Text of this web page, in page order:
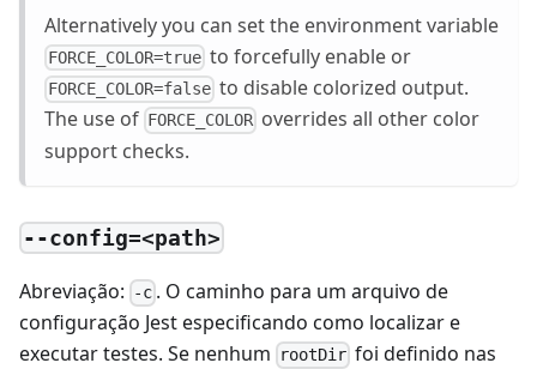
Alternatively you can set the environment variable
FORCE_COLOR=true to forcefully enable or
FORCE_COLOR=false to disable colorized output.
The use of FORCE_COLOR overrides all other color
support checks.
--config=<path>
Abreviação: -c . O caminho para um arquivo de
configuração Jest especificando como localizar e
executar testes. Se nenhum
rootDir foi definido nas